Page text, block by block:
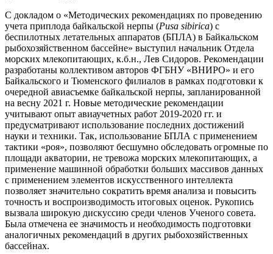
С докладом о «Методических рекомендациях по проведению
учета приплода байкальской нерпы (Pusa sibirica) с
беспилотных летательных аппаратов (БПЛА) в Байкальском
рыбохозяйственном бассейне» выступил начальник Отдела
морских млекопитающих, к.б.н., Лев Сидоров. Рекомендации
разработаны коллективом авторов ФГБНУ «ВНИРО» и его
Байкальского и Тюменского филиалов в рамках подготовки к
очередной авиасъемке байкальской нерпы, запланированной
на весну 2021 г. Новые методические рекомендации
учитывают опыт авиаучетных работ 2019-2020 гг. и
предусматривают использование последних достижений
науки и техники. Так, использование БПЛА с применением
тактики «роя», позволяют бесшумно обследовать огромные по
площади акватории, не тревожа морских млекопитающих, а
применение машинной обработки больших массивов данных
с применением элементов искусственного интеллекта
позволяет значительно сократить время анализа и повысить
точность и воспроизводимость итоговых оценок. Рукопись
вызвала широкую дискуссию среди членов Ученого совета.
Была отмечена ее значимость и необходимость подготовки
аналогичных рекомендаций в других рыбохозяйственных
бассейнах.